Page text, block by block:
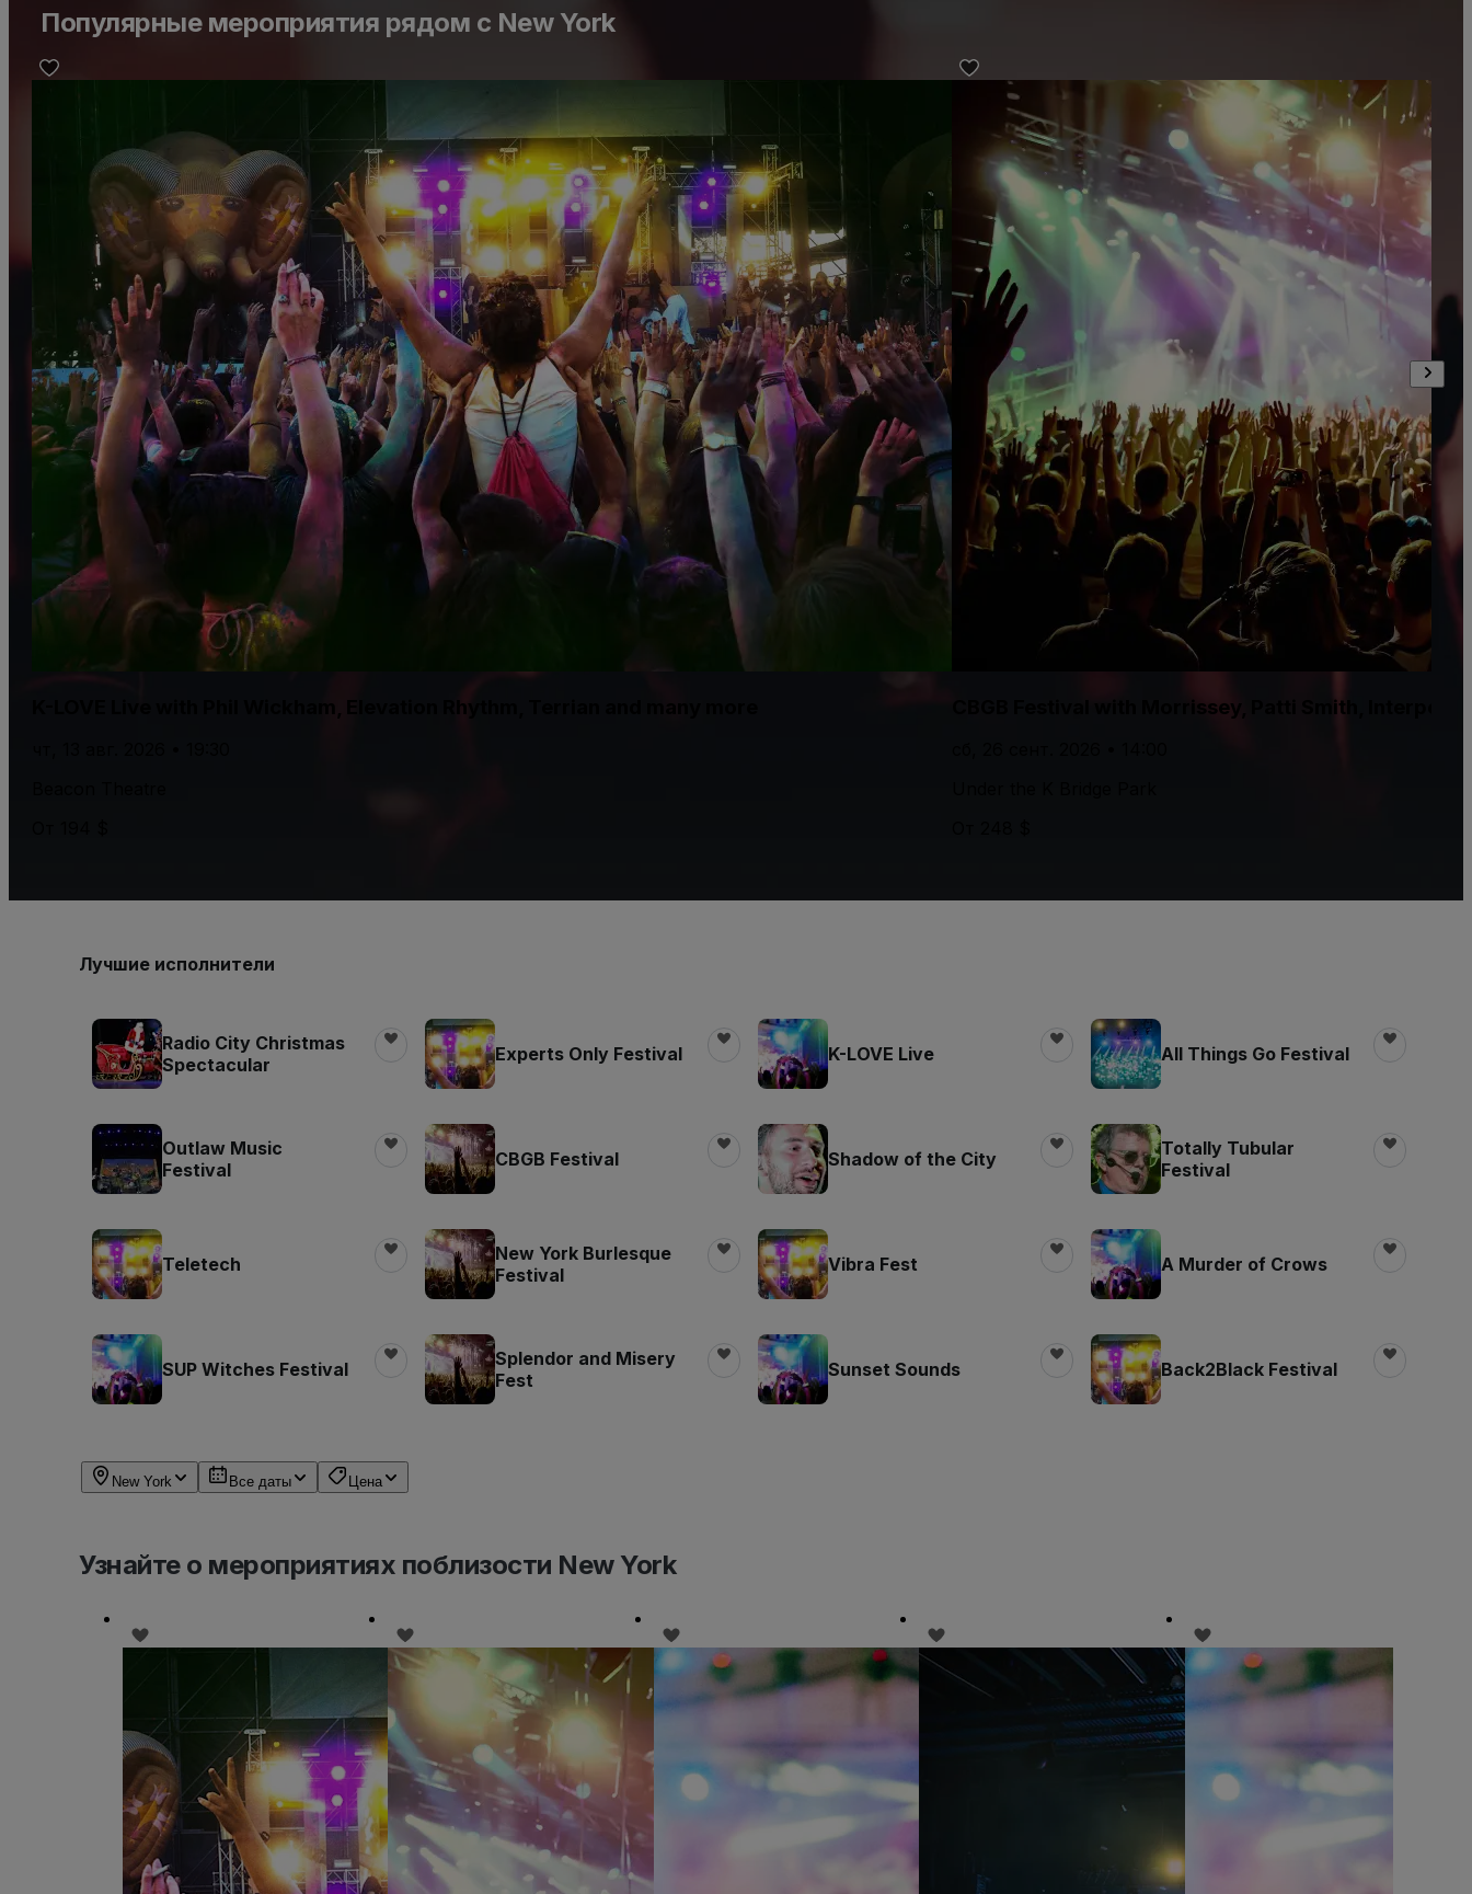
Популярные мероприятия рядом с New York
K-LOVE Live with Phil Wickham, Elevation Rhythm, Terrian and many more CBGB Festival with Morrissey, Patti Smith, Interpol
Лучшие исполнители
Radio City Christmas
Spectacular
Experts Only Festival K-LOVE Live All Things Go Festival
Outlaw Music
Festival
CBGB Festival Shadow of the City
Totally Tubular
Festival
Teletech
New York Burlesque
Festival
Vibra Fest A Murder of Crows
SUP Witches Festival
Splendor and Misery
Fest
Sunset Sounds Back2Black Festival
New York Все даты Цена
Узнайте о мероприятиях поблизости New York